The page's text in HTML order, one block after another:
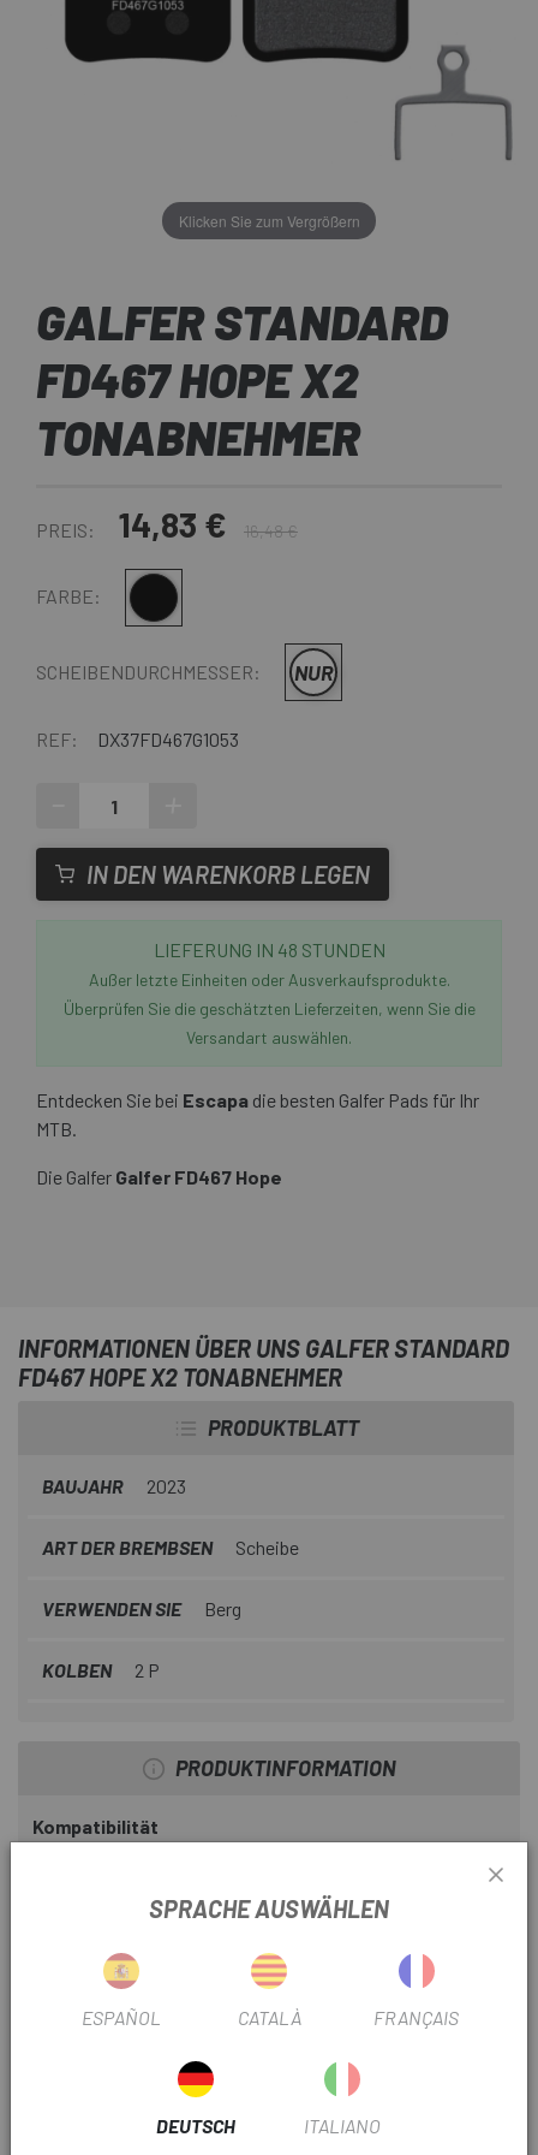
Klicken Sie zum Vergrößern
GALFER STANDARD
FD467 HOPE X2
TONABNEHMER
PREIS: 14,83 € 16,48 €
FARBE: Multi
SCHEIBENDURCHMESSER: NUR
REF: DX37FD467G1053
IN DEN WARENKORB LEGEN
LIEFERUNG IN 48 STUNDEN
Außer letzte Einheiten oder Ausverkaufsprodukte.
Überprüfen Sie die geschätzten Lieferzeiten, wenn Sie die
Versandart auswählen.
Entdecken Sie bei Escapa die besten Galfer Pads für Ihr
MTB.
Die Galfer Galfer FD467 Hope
INFORMATIONEN ÜBER UNS GALFER STANDARD
FD467 HOPE X2 TONABNEHMER
PRODUKTBLATT
BAUJAHR 2023
ART DER BREMBSEN Scheibe
VERWENDEN SIE Berg
KOLBEN 2 P
PRODUKTINFORMATION
Kompatibilität
Standardmischung
Ideal für alle Arten von Bedingungen. Mit dieser Mischung
Geräuschentwicklung und Haltbarkeit erreicht und
ermöglicht ein progressives, aber gleichmäßiges Bremsen.
Mehrzweckmischung mit dem richtigen Kompromiss
zwischen Wirksamkeit und Haltbarkeit. Ideal für alle Arten
SPRACHE AUSWÄHLEN
ESPAÑOL CATALÀ FRANÇAIS
DEUTSCH ITALIANO